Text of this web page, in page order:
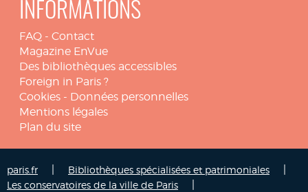
INFORMATIONS
FAQ - Contact
Magazine EnVue
Des bibliothèques accessibles
Foreign in Paris ?
Cookies - Données personnelles
Mentions légales
Plan du site
paris.fr Bibliothèques spécialisées et patrimoniales
Les conservatoires de la ville de Paris